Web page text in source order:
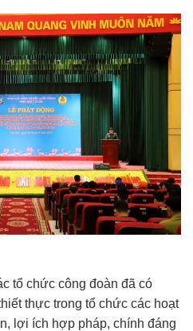
tổ chức công đoàn đã có
thực trong tổ chức các hoạt
lợi ích hợp pháp, chính đáng